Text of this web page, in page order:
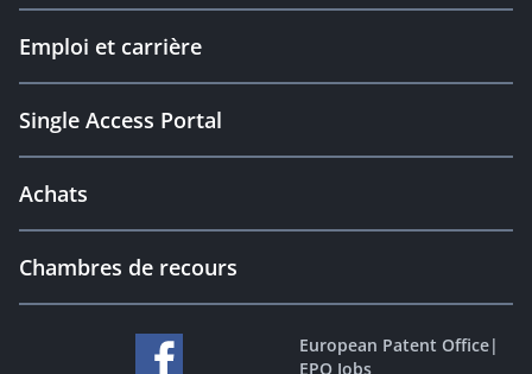
Emploi et carrière
Single Access Portal
Achats
Chambres de recours
European Patent Office|
EPO Jobs